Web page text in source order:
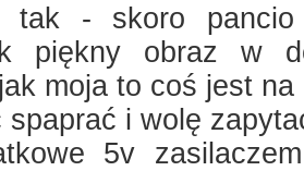
- skoro pancio
piękny obraz w
moja to coś jest na
spaprać i wolę
5v